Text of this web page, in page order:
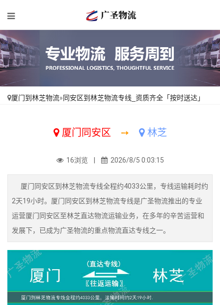
厦门到林芝物流»同安区到林芝物流专线_资质齐全「按时送达」
厦门同安区 ➙ 林芝
16浏览 | 2026/8/5 0:03:15
厦门同安区到林芝物流专线全程约4033公里，专线运输耗时约
2天19小时。厦门同安区到林芝物流专线是广圣物流推出的专业
运营厦门同安区至林芝直达物流运输业务，在多年的辛苦运营和
发展下，已成为广圣物流的重点物流直达专线之一。